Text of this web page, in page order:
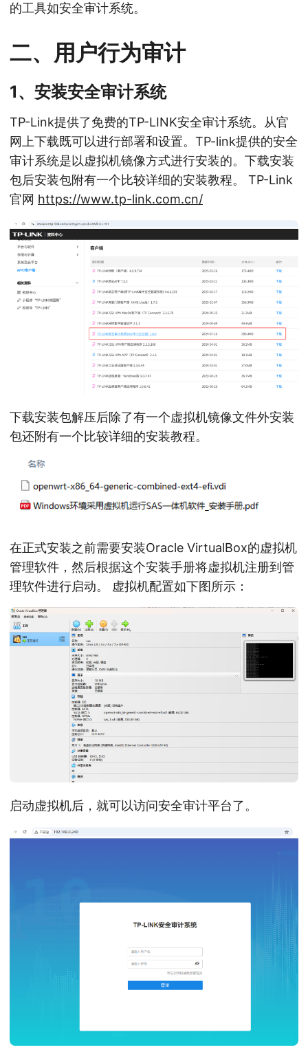
的工具如安全审计系统。
二、用户行为审计
1、安装安全审计系统
TP-Link提供了免费的TP-LINK安全审计系统。从官
网上下载既可以进行部署和设置。TP-link提供的安全
审计系统是以虚拟机镜像方式进行安装的。下载安装
包后安装包附有一个比较详细的安装教程。 TP-Link
官网 https://www.tp-link.com.cn/
下载安装包解压后除了有一个虚拟机镜像文件外安装
包还附有一个比较详细的安装教程。
在正式安装之前需要安装Oracle VirtualBox的虚拟机
管理软件，然后根据这个安装手册将虚拟机注册到管
理软件进行启动。 虚拟机配置如下图所示：
启动虚拟机后，就可以访问安全审计平台了。